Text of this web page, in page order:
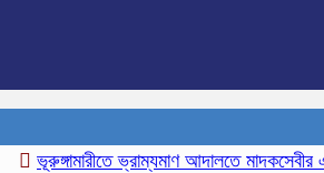
ভূরুঙ্গামারীতে ভ্রাম্যমাণ আদালতে মাদকসেবীর এক